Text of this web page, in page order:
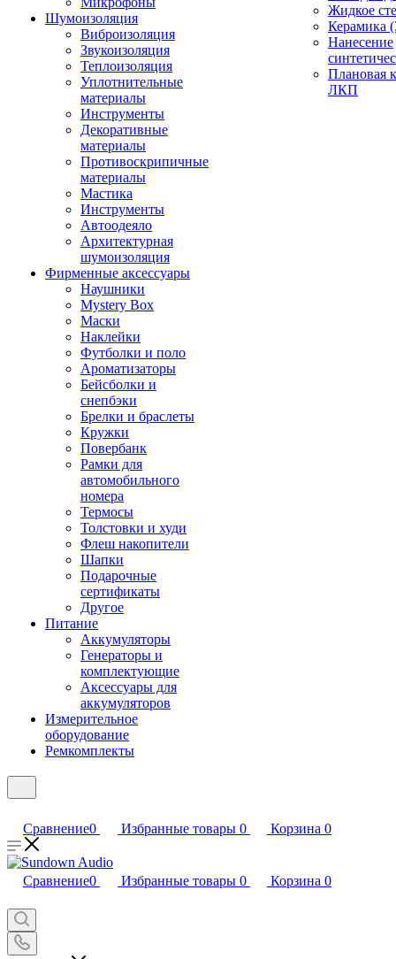
Шумоизоляция
Виброизоляция
Звукоизоляция
Теплоизоляция
Уплотнительные
материалы
Инструменты
Декоративные
материалы
Противоскрипичные
материалы
Мастика
Инструменты
Автоодеяло
Архитектурная
шумоизоляция
Фирменные аксессуары
Наушники
Mystery Box
Маски
Наклейки
Футболки и поло
Ароматизаторы
Бейсболки и
снепбэки
Брелки и браслеты
Кружки
Повербанк
Рамки для
автомобильного
номера
Термосы
Толстовки и худи
Флеш накопители
Шапки
Подарочные
сертификаты
Другое
Питание
Аккумуляторы
Генераторы и
комплектующие
Аксессуары для
аккумуляторов
Измерительное
оборудование
Ремкомплекты
Жидкое
Керамика
Нанесение
Плановая
ЛКП
Сравнение0 Избранные товары 0 Корзина 0
Сравнение0 Избранные товары 0 Корзина 0